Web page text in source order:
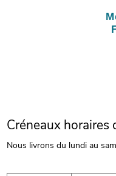
Créneaux horaires
Nous livrons du lundi au